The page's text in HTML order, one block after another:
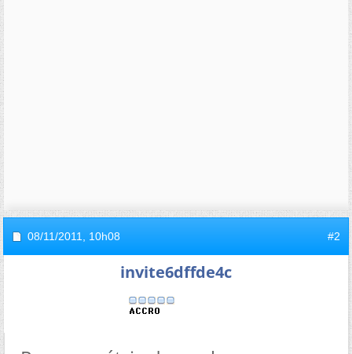
08/11/2011, 10h08 #2
invite6dffde4c